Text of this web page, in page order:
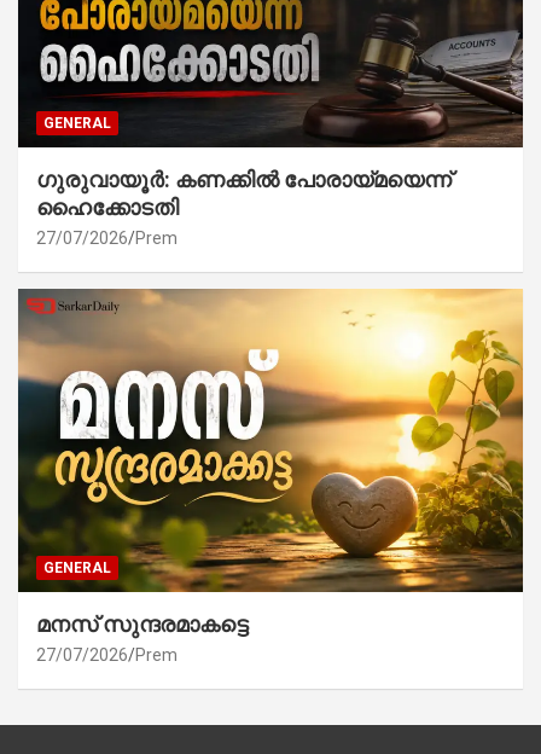
GENERAL
ഗുരുവായൂർ: കണക്കിൽ പോരായ്മയെന്ന്
ഹൈക്കോടതി
27/07/2026 Prem
GENERAL
മനസ് സുന്ദരമാകട്ടെ
27/07/2026 Prem